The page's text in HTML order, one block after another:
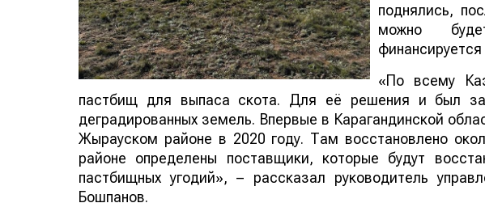
поднялись,
можно
«По всему
пастбищ для выпаса скота. Для её решения и был
деградированных земель. Впервые в Карагандинской
Жырауском районе в 2020 году. Там восстановлено
районе определены поставщики, которые будут
пастбищных угодий», – рассказал руководитель
Бошпанов.